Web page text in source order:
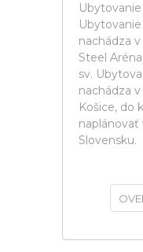
nachádza
Steel
sv.
nachádza
Košice, do
naplánovať
Slovensku.